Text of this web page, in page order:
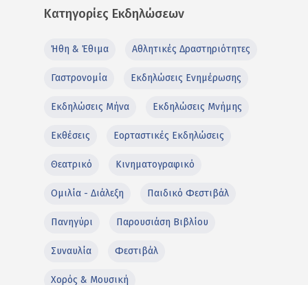
Κατηγορίες Εκδηλώσεων
Ήθη & Έθιμα Αθλητικές Δραστηριότητες
Γαστρονομία Εκδηλώσεις Ενημέρωσης
Εκδηλώσεις Μήνα Εκδηλώσεις Μνήμης
Εκθέσεις Εορταστικές Εκδηλώσεις
Θεατρικό Κινηματογραφικό
Ομιλία - Διάλεξη Παιδικό Φεστιβάλ
Πανηγύρι Παρουσιάση Βιβλίου
Συναυλία Φεστιβάλ
Χορός & Μουσική